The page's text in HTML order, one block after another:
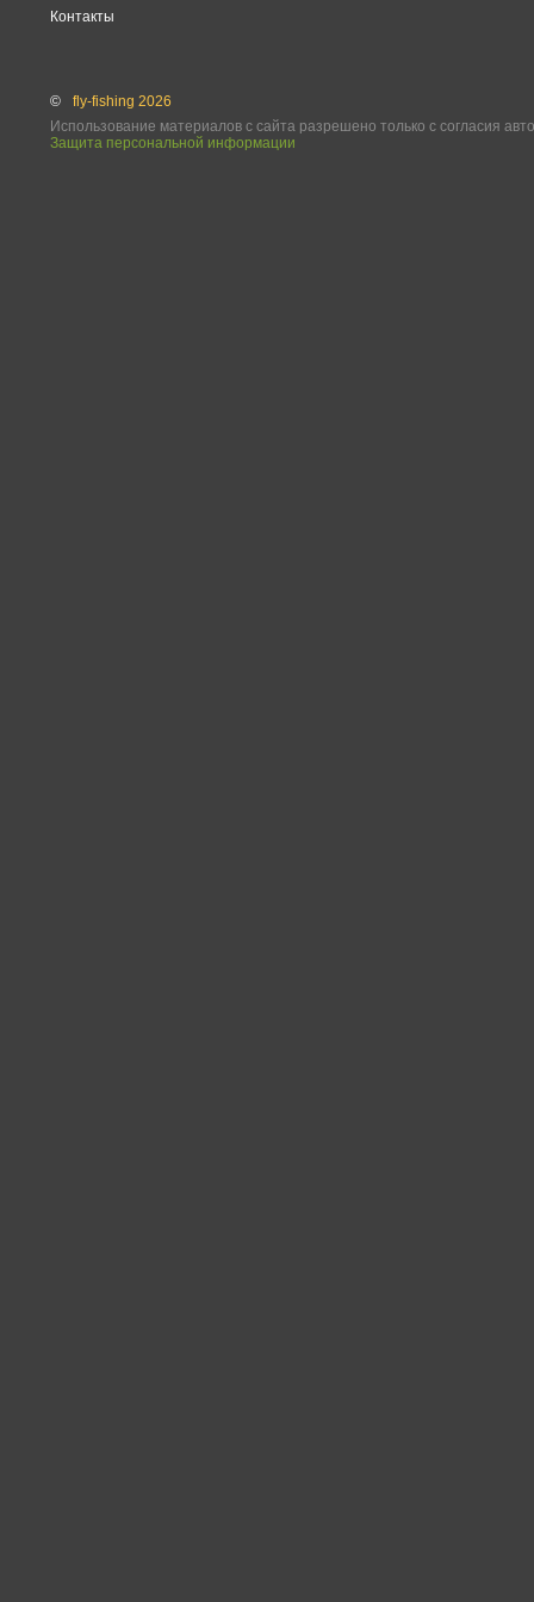
Контакты
©
fly-fishing 2026
Использование материалов с сайта разрешено только с согласия
Защита персональной информации